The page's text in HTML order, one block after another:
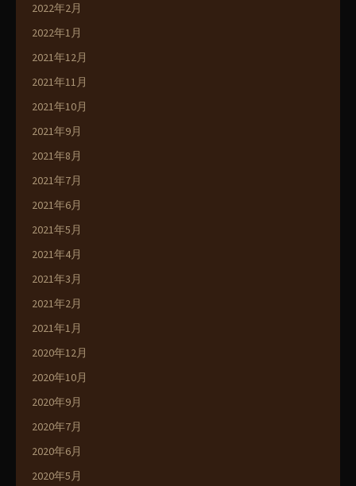
2022年2月
2022年1月
2021年12月
2021年11月
2021年10月
2021年9月
2021年8月
2021年7月
2021年6月
2021年5月
2021年4月
2021年3月
2021年2月
2021年1月
2020年12月
2020年10月
2020年9月
2020年7月
2020年6月
2020年5月